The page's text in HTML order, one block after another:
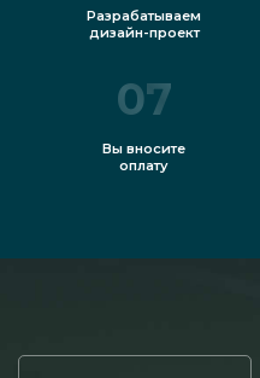
Разрабатываем
дизайн-проект
07
Вы вносите
оплату